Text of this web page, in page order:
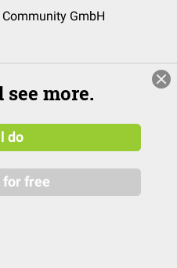
GmbH
see more.
do
for free